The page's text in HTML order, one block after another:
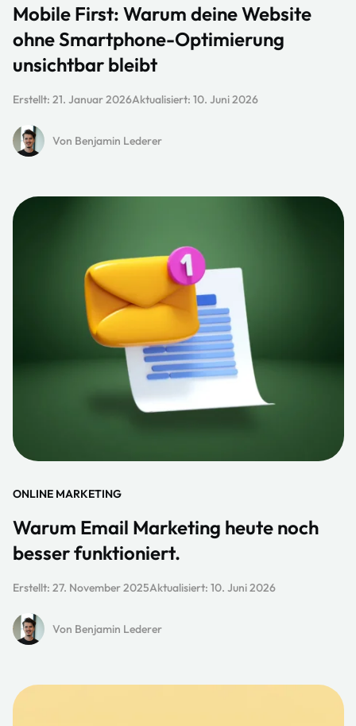
Mobile First: Warum deine Website
ohne Smartphone-Optimierung
unsichtbar bleibt
Erstellt: 21. Januar 2026Aktualisiert: 10. Juni 2026
Von Benjamin Lederer
ONLINE MARKETING
Warum Email Marketing heute noch
besser funktioniert.
Erstellt: 27. November 2025Aktualisiert: 10. Juni 2026
Von Benjamin Lederer